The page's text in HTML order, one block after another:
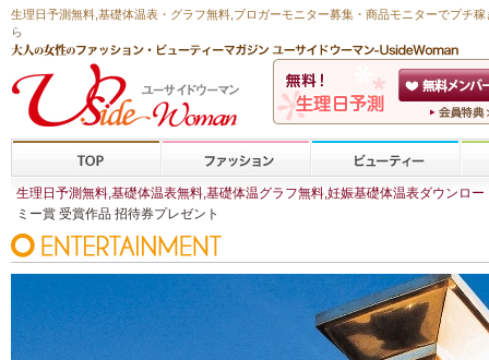
生理日予測無料 基礎体温表・グラフ無料 ,ブロガーモニター募集・商品モニターでプチ稼
ら
生理日予測無料,基礎体温表無料,基礎体温グラフ無料,妊娠基礎体温表ダウンロ
ミー賞 受賞作品 招待券プレゼント